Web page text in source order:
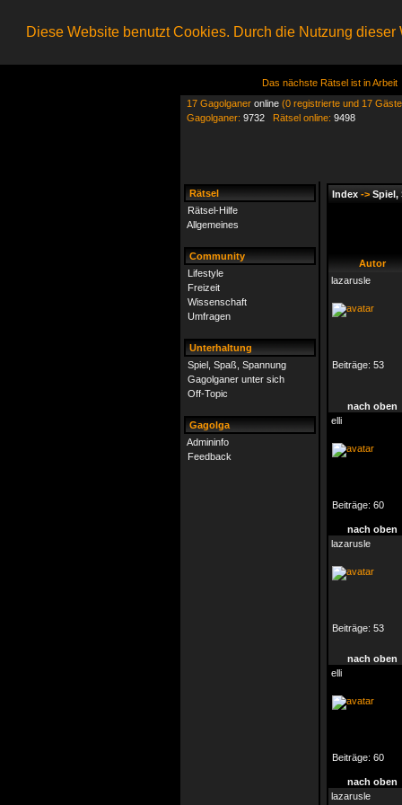
Diese Website benutzt Cookies. Durch die Nutzung
Das nächste Rätsel ist in Arbeit
17 Gagolganer online (0 registrierte und 17
Gagolganer: 9732 Rätsel online: 9498
Rätsel
Rätsel-Hilfe
Allgemeines
Community
Lifestyle
Freizeit
Wissenschaft
Umfragen
Unterhaltung
Spiel, Spaß, Spannung
Gagolganer unter sich
Off-Topic
Gagolga
Admininfo
Feedback
Index -> Spiel,
Autor
lazarusle
Beiträge: 53
nach oben
elli
Beiträge: 60
nach oben
lazarusle
Beiträge: 53
nach oben
elli
Beiträge: 60
nach oben
lazarusle